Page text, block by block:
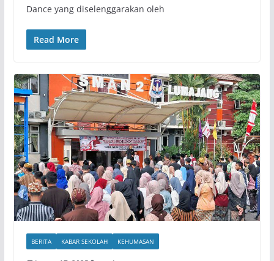
Dance yang diselenggarakan oleh
Read More
BERITA KABAR SEKOLAH KEHUMASAN